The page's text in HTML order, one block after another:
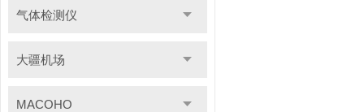
气体检测仪
大疆机场
MACOHO